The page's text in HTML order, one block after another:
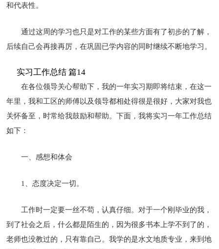
和代表性。
通过这周的学习也只是对工作的某些方面有了初步的了解，
后续自己会再接再厉，在巩固已学内容的同时继续不断地学习。
实习工作总结 篇14
在各位领导关心帮助下，我的一年实习期即将结束，在这一
年里，我和工区的师傅以及领导都相处得很是很好，大家对我也
关怀备至，时常给我鼓励和帮助。下面，我将实习一年工作总结
如下：
一、感想和体会
1、态度决定一切。
工作时一定要一丝不苟，认真仔细。对于一个刚毕业的我，
到了社会之后，什么都是陌生的，因为很多书本上学不到了的，
老师也没教过的，只有靠自己。我学的是水文地质专业，来到地